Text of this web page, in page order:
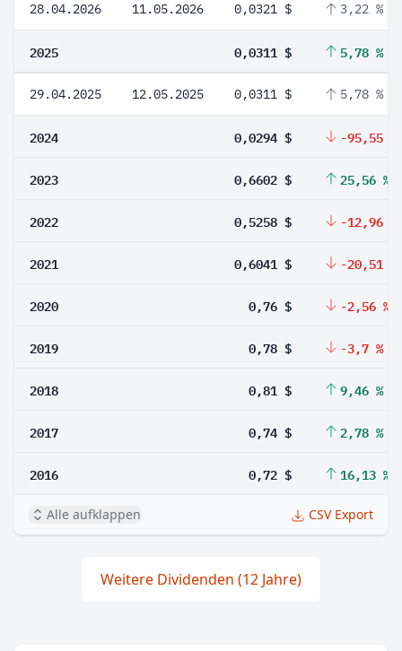
28.04.2026 11.05.2026 0,0321 $ 3,22 %
2025 0,0311 $ 5,78 %
29.04.2025 12.05.2025 0,0311 $ 5,78 %
2024 0,0294 $ -95,55 %
2023 0,6602 $ 25,56 %
2022 0,5258 $ -12,96 %
2021 0,6041 $ -20,51 %
2020 0,76 $ -2,56 %
2019 0,78 $ -3,7 %
2018 0,81 $ 9,46 %
2017 0,74 $ 2,78 %
2016 0,72 $ 16,13 %
Alle aufklappen CSV Export
Weitere Dividenden (12 Jahre)